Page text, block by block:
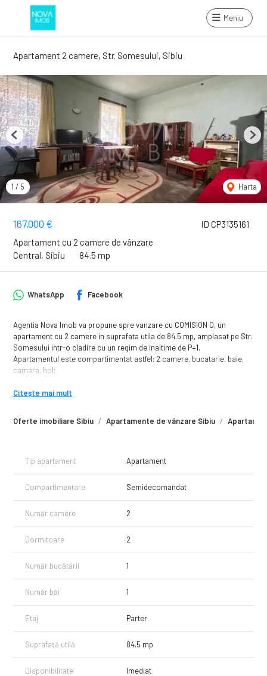
Meniu
Apartament 2 camere, Str. Somesului, Sibiu
ID CP3135161
167,000 €
Apartament cu 2 camere de vânzare
Central, Sibiu
84.5 mp
1 / 5 Harta
Previous Next
Oferte imobiliare Sibiu Apartamente de vânzare Sibiu
WhatsApp Facebook
Agentia Nova Imob va propune spre vanzare cu COMISION 0, un
apartament cu 2 camere in suprafata utila de 84.5 mp, amplasat pe Str.
Somesului intr-o cladire cu un regim de inaltime de P+1.
Apartamentul este compartimentat astfel: 2 camere, bucatarie, baie,
camara, hol;
Avantaje:
- spatiu pretabil pentru cabinet, birouri;
Pret: 167.000 Euro - COMISON 0
Tel: 0749 244 824 - Georgiana
Citește mai mult
Tip apartament Apartament
Compartimentare Semidecomandat
Număr camere 2
Dormitoare 2
Număr bucătării 1
Număr băi 1
Etaj Parter
Suprafață utilă 84.5 mp
Disponibilitate Imediat